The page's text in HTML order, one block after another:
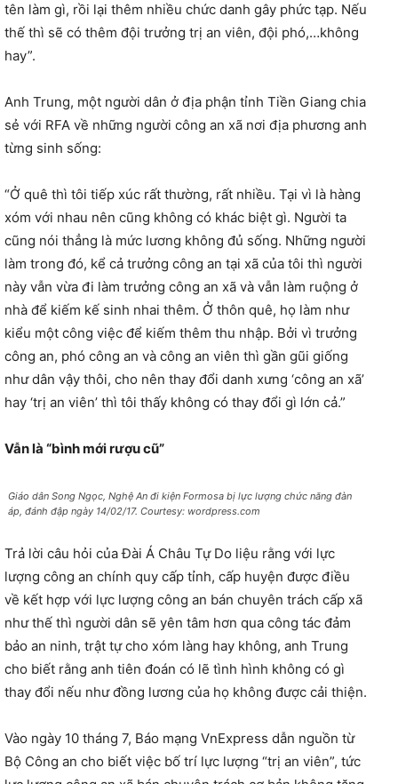
tên làm gì, rồi lại thêm nhiều chức danh gây phức tạp. Nếu
thế thì sẽ có thêm đội trưởng trị an viên, đội phó,…không
hay”.
Anh Trung, một người dân ở địa phận tỉnh Tiền Giang chia
sẻ với RFA về những người công an xã nơi địa phương anh
từng sinh sống:
“Ở quê thì tôi tiếp xúc rất thường, rất nhiều. Tại vì là hàng
xóm với nhau nên cũng không có khác biệt gì. Người ta
cũng nói thẳng là mức lương không đủ sống. Những người
làm trong đó, kể cả trưởng công an tại xã của tôi thì người
này vẫn vừa đi làm trưởng công an xã và vẫn làm ruộng ở
nhà để kiếm kế sinh nhai thêm. Ở thôn quê, họ làm như
kiểu một công việc để kiếm thêm thu nhập. Bởi vì trưởng
công an, phó công an và công an viên thì gần gũi giống
như dân vậy thôi, cho nên thay đổi danh xưng ‘công an xã’
hay ‘trị an viên’ thì tôi thấy không có thay đổi gì lớn cả.”
Vẫn là “bình mới rượu cũ”
Giáo dân Song Ngọc, Nghệ An đi kiện Formosa bị lực lượng chức năng đàn
áp, đánh đập ngày 14/02/17. Courtesy: wordpress.com
Trả lời câu hỏi của Đài Á Châu Tự Do liệu rằng với lực
lượng công an chính quy cấp tỉnh, cấp huyện được điều
về kết hợp với lực lượng công an bán chuyên trách cấp xã
như thế thì người dân sẽ yên tâm hơn qua công tác đảm
bảo an ninh, trật tự cho xóm làng hay không, anh Trung
cho biết rằng anh tiên đoán có lẽ tình hình không có gì
thay đổi nếu như đồng lương của họ không được cải thiện.
Vào ngày 10 tháng 7, Báo mạng VnExpress dẫn nguồn từ
Bộ Công an cho biết việc bố trí lực lượng “trị an viên”, tức